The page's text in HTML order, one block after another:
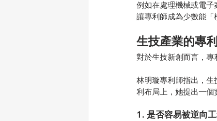
例如在處理機械或電
讓專利師成為少數能「
生技產業的專
對於生技新創而言，專
林明璇專利師指出，
利布局上，她提出一個
1. 是否容易被逆向